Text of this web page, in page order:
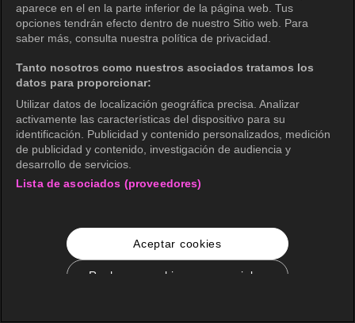
aparece en el en la parte inferior de la página web. Tus
opciones tendrán efecto dentro de nuestro Sitio web. Para
saber más, consulta nuestra política de privacidad.
Tanto nosotros como nuestros asociados tratamos los
datos para proporcionar:
Utilizar datos de localización geográfica precisa. Analizar
activamente las características del dispositivo para su
identificación. Publicidad y contenido personalizados, medición
de publicidad y contenido, investigación de audiencia y
desarrollo de servicios.
Lista de asociados (proveedores)
Aceptar cookies
Rechazar cookies no esenciales